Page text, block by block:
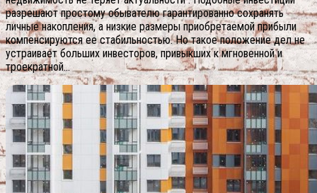
разрешают простому обывателю гарантированно сохранять
личные накопления, а низкие размеры приобретаемой прибыли
компенсируются ее стабильностью. Но такое положение дел не
устраивает больших инвесторов, привыкших к мгновенной и
троекратной...